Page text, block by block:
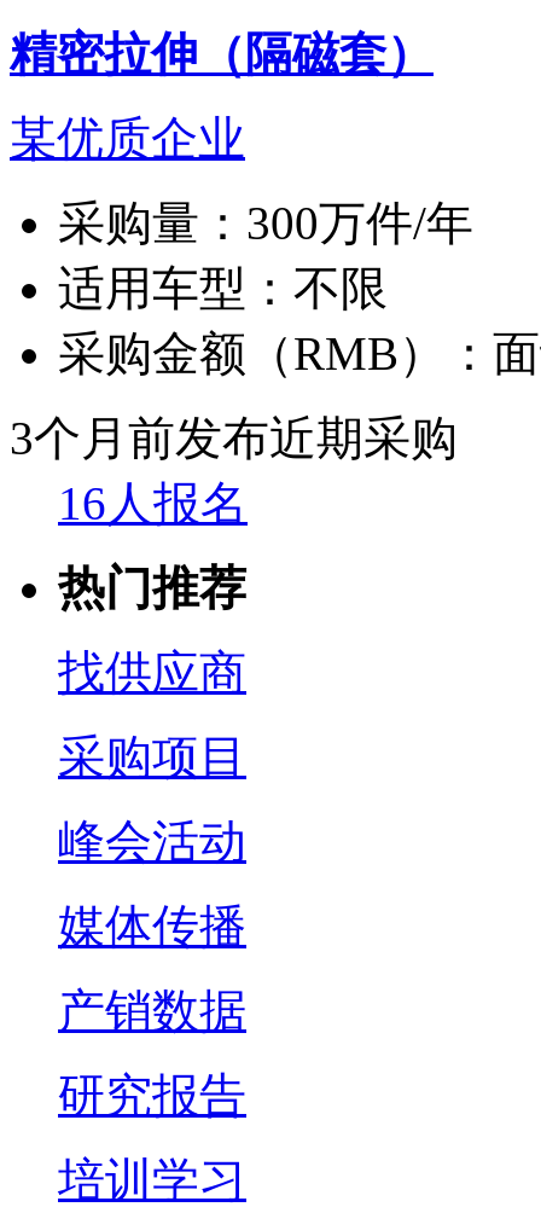
精密拉伸（隔磁套）
某优质企业
采购量： 300万件/年
适用车型： 不限
采购金额（RMB）：
3个月前发布近期采购
16人报名
热门推荐
找供应商
采购项目
峰会活动
媒体传播
产销数据
研究报告
培训学习